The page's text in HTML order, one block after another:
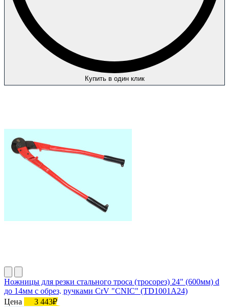
Купить в один клик
Ножницы для резки стального троса (тросорез) 24" (600мм) d
до 14мм с обрез. ручками CrV "CNIC" (TD1001A24)
Цена
3 443₽